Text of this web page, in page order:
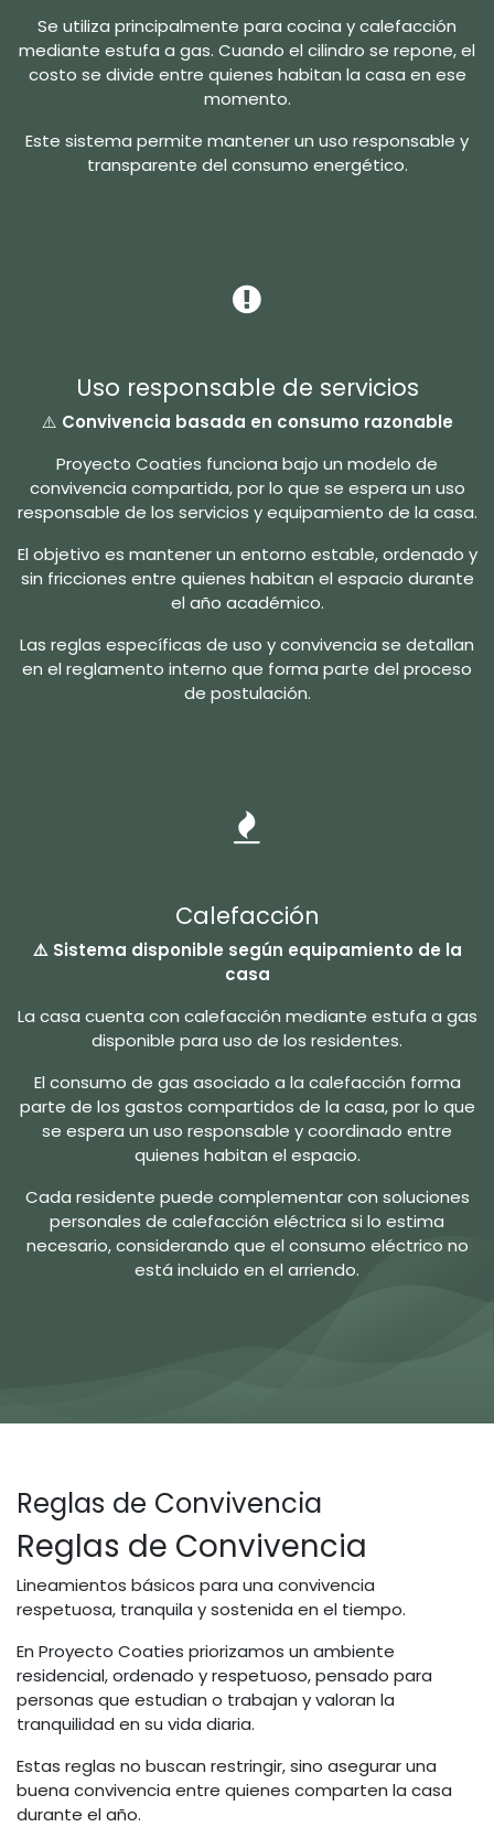
Se utiliza principalmente para cocina y calefacción
mediante estufa a gas. Cuando el cilindro se repone, el
costo se divide entre quienes habitan la casa en ese
momento.
Este sistema permite mantener un uso responsable y
transparente del consumo energético.
Uso responsable de servicios
⚠️ Convivencia basada en consumo razonable
Proyecto Coaties funciona bajo un modelo de
convivencia compartida, por lo que se espera un uso
responsable de los servicios y equipamiento de la casa.
El objetivo es mantener un entorno estable, ordenado y
sin fricciones entre quienes habitan el espacio durante
el año académico.
Las reglas específicas de uso y convivencia se detallan
en el reglamento interno que forma parte del proceso
de postulación.
Calefacción
⚠️ Sistema disponible según equipamiento de la
casa
La casa cuenta con calefacción mediante estufa a gas
disponible para uso de los residentes.
El consumo de gas asociado a la calefacción forma
parte de los gastos compartidos de la casa, por lo que
se espera un uso responsable y coordinado entre
quienes habitan el espacio.
Cada residente puede complementar con soluciones
personales de calefacción eléctrica si lo estima
necesario, considerando que el consumo eléctrico no
está incluido en el arriendo.
Reglas de Convivencia
Reglas de Convivencia
Lineamientos básicos para una convivencia
respetuosa, tranquila y sostenida en el tiempo.
En Proyecto Coaties priorizamos un ambiente
residencial, ordenado y respetuoso, pensado para
personas que estudian o trabajan y valoran la
tranquilidad en su vida diaria.
Estas reglas no buscan restringir, sino asegurar una
buena convivencia entre quienes comparten la casa
durante el año.